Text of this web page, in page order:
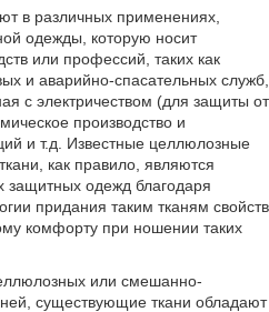
в различных применениях,
одежды, которую носит
или профессий, таких как
и аварийно-спасательных служб,
с электричеством (для защиты от
производство и
и т.д. Известные целлюлозные
как правило, являются
защитных одежд благодаря
придания таким тканям свойств
комфорту при ношении таких
или смешанно-
существующие ткани обладают